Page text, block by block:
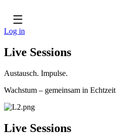
☰
Log in
Live Sessions
Austausch. Impulse.
Wachstum – gemeinsam in
Live Sessions